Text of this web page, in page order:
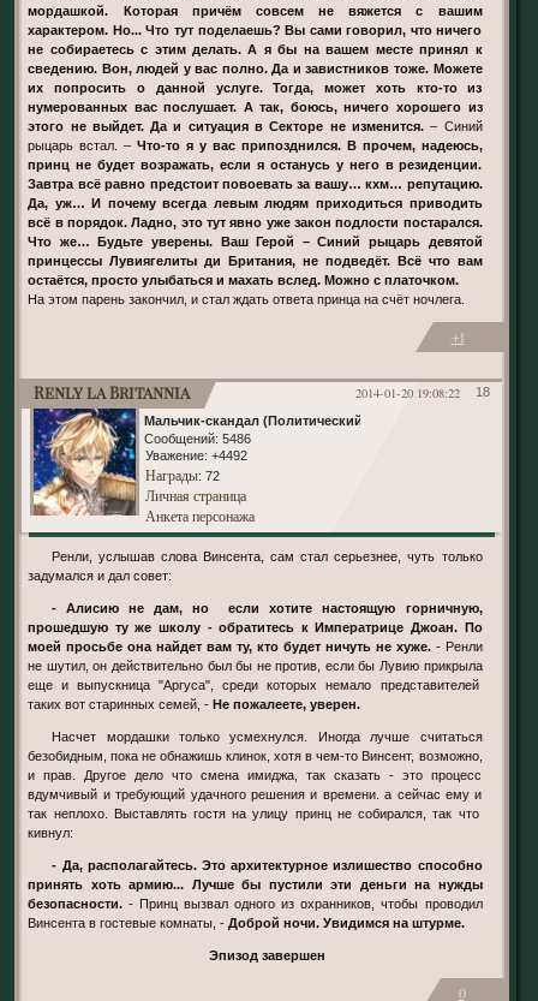
мордашкой. Которая причём совсем не вяжется с вашим
характером. Но... Что тут поделаешь? Вы сами говорил, что ничего
не собираетесь с этим делать. А я бы на вашем месте принял к
сведению. Вон, людей у вас полно. Да и завистников тоже. Можете
их попросить о данной услуге. Тогда, может хоть кто-то из
нумерованных вас послушает. А так, боюсь, ничего хорошего из
этого не выйдет. Да и ситуация в Секторе не изменится.– Синий
рыцарь встал. –Что-то я у вас припозднился. В прочем, надеюсь,
принц не будет возражать, если я останусь у него в резиденции.
Завтра всё равно предстоит повоевать за вашу… кхм… репутацию.
Да, уж… И почему всегда левым людям приходиться приводить
всё в порядок. Ладно, это тут явно уже закон подлости постарался.
Что же… Будьте уверены. Ваш Герой – Синий рыцарь девятой
принцессы Лувиягелиты ди Британия, не подведёт. Всё что вам
остаётся, просто улыбаться и махать вслед. Можно с платочком.
На этом парень закончил, и стал ждать ответа принца на счёт ночлега.
+1
18
2014-01-20 19:08:22
Renly la Britannia
Мальчик-скандал (Политический)
Сообщений: 5486
Уважение: +4492
Награды: 72
Личная страница
Анкета персонажа
Ренли, услышав слова Винсента, сам стал серьезнее, чуть только
задумался и дал совет:
- Алисию не дам, но если хотите настоящую горничную,
прошедшую ту же школу - обратитесь к Императрице Джоан. По
моей просьбе она найдет вам ту, кто будет ничуть не хуже.- Ренли
не шутил, он действительно был бы не против, если бы Лувию прикрыла
еще и выпускница "Аргуса", среди которых немало представителей
таких вот старинных семей, -Не пожалеете, уверен.
Насчет мордашки только усмехнулся. Иногда лучше считаться
безобидным, пока не обнажишь клинок, хотя в чем-то Винсент, возможно,
и прав. Другое дело что смена имиджа, так сказать - это процесс
вдумчивый и требующий удачного решения и времени. а сейчас ему и
так неплохо. Выставлять гостя на улицу принц не собирался, так что
кивнул:
- Да, располагайтесь. Это архитектурное излишество способно
принять хоть армию... Лучше бы пустили эти деньги на нужды
безопасности. - Принц вызвал одного из охранников, чтобы проводил
Винсента в гостевые комнаты, -Доброй ночи. Увидимся на штурме.
Эпизод завершен
0